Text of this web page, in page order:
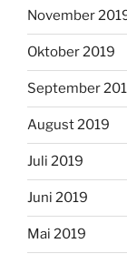
November
Oktober 2019
September
August 2019
Juli 2019
Juni 2019
Mai 2019